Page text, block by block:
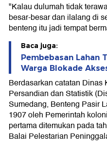
"Kalau dulumah tidak
besar-besar dan ilalang di
benteng itu jadi tempat
Baca juga:
Pembebasan Lahan
Warga Blokade
Berdasarkan catatan Dinas
Persandian dan Statistik
Sumedang, Benteng Pasir
1907 oleh Pemerintah
pertama ditemukan pada
Balai Pelestarian